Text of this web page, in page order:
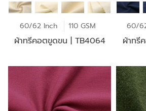
60/62 Inch 110 GSM
ผ้าทรีคอตขูดขน | TB4064
60/
ผ้าทรี